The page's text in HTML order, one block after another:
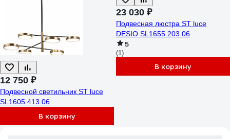
12 750 ₽
Подвесной светильник ST luce
SL1605.413.06
В корзину
23 030 ₽
Подвесная люстра ST luce
DESIO SL1655.203.06
5
(1)
В корзину